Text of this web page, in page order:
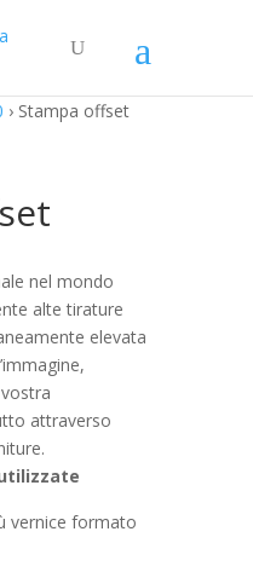
› Stampa offset
nel mondo
alte tirature
elevata
attraverso
vernice formato